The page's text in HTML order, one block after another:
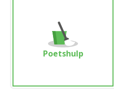
Poetshulp